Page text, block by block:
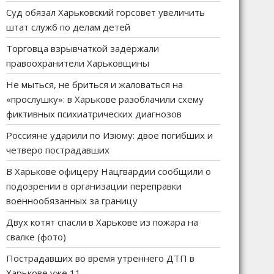
Суд обязал Харьковский горсовет увеличить
штат служб по делам детей
Торговца взрывчаткой задержали
правоохранители Харьковщины
Не мыться, не бриться и жаловаться на
«прослушку»: в Харькове разоблачили схему
фиктивных психиатрических диагнозов
Россияне ударили по Изюму: двое погибших и
четверо пострадавших
В Харькове офицеру Нацгвардии сообщили о
подозрении в организации переправки
военнообязанных за границу
Двух котят спасли в Харькове из пожара на
свалке (фото)
Пострадавших во время утреннего ДТП в